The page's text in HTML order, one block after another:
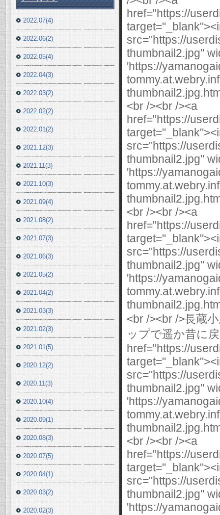
href="https://
src="https://
thumbnail2.jpg"
'https://
<br /><br /><a
href="https://
src="https://
thumbnail2.jpg"
'https://
<br /><br /><a
href="https://
src="https://
thumbnail2.jpg"
'https://
<br /><br />長蔵
ップで遥か昔に
href="https://
src="https://
thumbnail2.jpg"
'https://
<br /><br /><a
href="https://
src="https://
thumbnail2.jpg"
'https://
2022.07(4)
2022.06(2)
2022.05(4)
2022.04(3)
2022.03(2)
2022.02(2)
2022.01(2)
2021.12(3)
2021.11(3)
2021.10(3)
2021.09(4)
2021.08(2)
2021.07(3)
2021.06(3)
2021.05(2)
2021.04(2)
2021.03(3)
2021.02(3)
2021.01(5)
2020.12(2)
2020.11(3)
2020.10(4)
2020.09(1)
2020.08(3)
2020.07(5)
2020.04(1)
2020.03(2)
2020.02(3)